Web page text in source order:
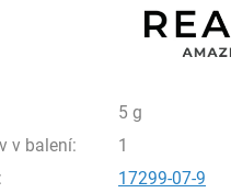
5 g
v balení:
1
17299-07-9